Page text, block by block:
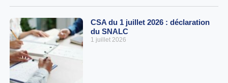
CSA du 1 juillet 2026 : déclaration
du SNALC
1 juillet 2026